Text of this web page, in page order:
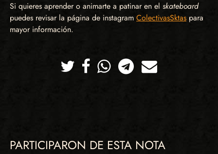
Si quieres aprender o animarte a patinar en el skateboard
puedes revisar la página de instagram ColectivasSktas para
mayor información.
TwitterFacebookWhatsappTelegramCorreo
PARTICIPARON DE ESTA NOTA